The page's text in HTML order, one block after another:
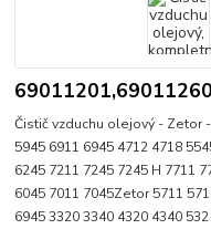
Čistič vzduchu olejový - Zetor
5945 6911 6945 4712 4718
6245 7211 7245 7245 H 7711
6045 7011 7045Zetor 5711
6945 3320 3340 4320 4340 532